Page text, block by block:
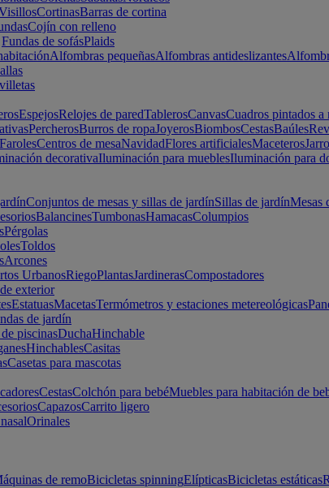
CortinasBarras de cortina
Cojín con relleno
Fundas de sofásPlaids
Alfombras pequeñasAlfombras antideslizantes
EspejosRelojes de paredTablerosCanvasCuadros pintados a
PercherosBurros de ropaJoyerosBiombosCestasBaúles
FarolesCentros de mesaNavidadFlores artificialesMaceteros
decorativaIluminación para mueblesIluminación para
Conjuntos de mesas y sillas de jardínSillas de jardínMesas
BalancinesTumbonasHamacasColumpios
Pérgolas
Toldos
Arcones
UrbanosRiegoPlantasJardinerasCompostadores
exterior
EstatuasMacetasTermómetros y estaciones metereológicas
de jardín
piscinasDuchaHinchable
HinchablesCasitas
Casetas para mascotas
CestasColchón para bebéMuebles para habitación de
CapazosCarrito ligero
Orinales
de remoBicicletas spinningElípticasBicicletas estáticas